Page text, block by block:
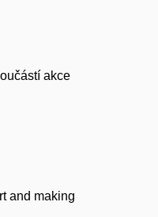
akce
and making